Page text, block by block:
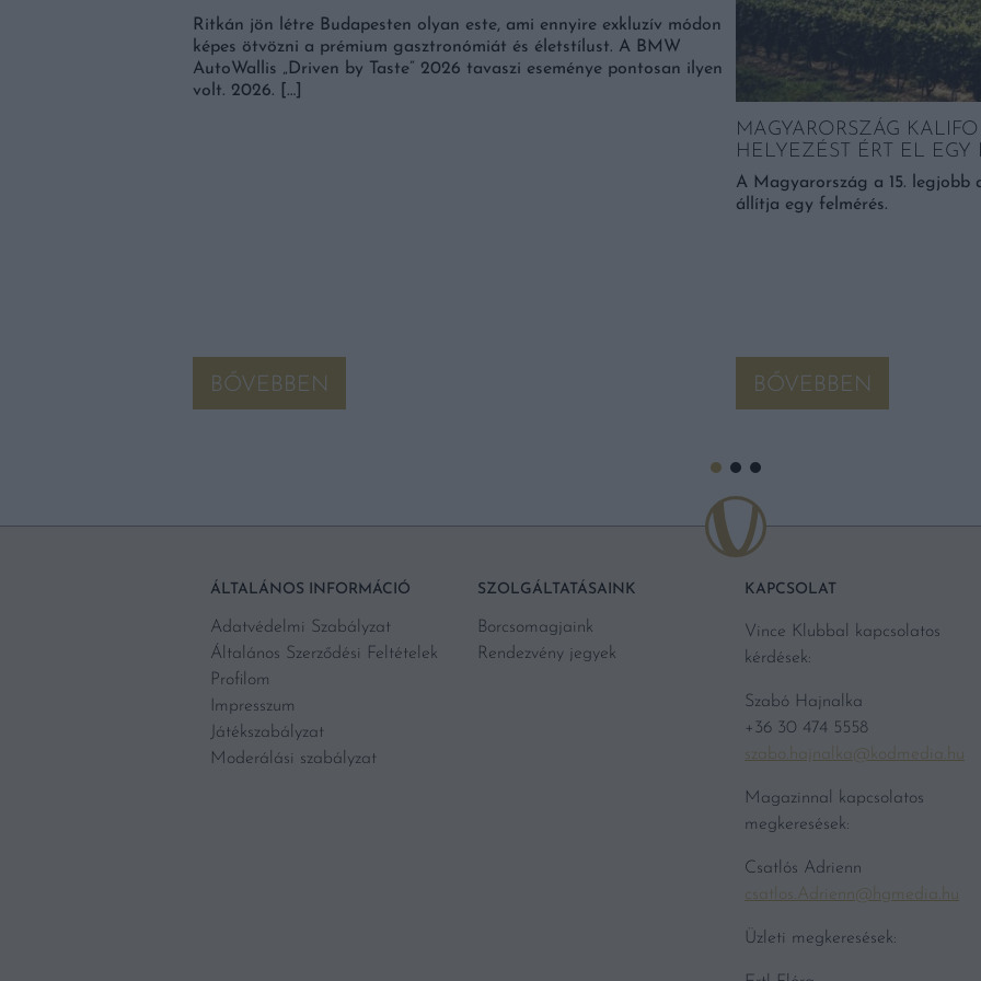
Ritkán jön létre Budapesten olyan este, ami ennyire exkluzív módon
képes ötvözni a prémium gasztronómiát és életstílust. A BMW
AutoWallis „Driven by Taste” 2026 tavaszi eseménye pontosan ilyen
volt. 2026. […]
BŐVEBBEN
MAGYARORSZÁG
HELYEZÉST ÉRT EL
A Magyarország a 15. legjobb
állítja egy felmérés.
BŐVEBBEN
ÁLTALÁNOS INFORMÁCIÓ
Adatvédelmi Szabályzat
Általános Szerződési Feltételek
Profilom
Impresszum
Játékszabályzat
Moderálási szabályzat
SZOLGÁLTATÁSAINK
Borcsomagjaink
Rendezvény jegyek
KAPCSOLAT
Vince Klubbal kapcsolatos
kérdések:
Szabó Hajnalka
+36 30 474 5558
szabo.hajnalka@kodmedia.hu
Magazinnal kapcsolatos
megkeresések:
Csatlós Adrienn
csatlos.Adrienn@hgmedia.hu
Üzleti megkeresések: